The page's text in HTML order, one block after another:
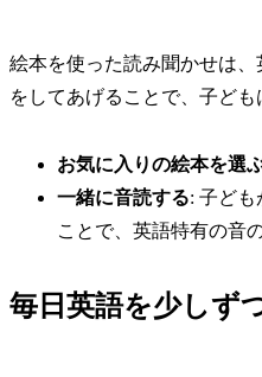
絵本を使った読み聞かせは
をしてあげることで、子ど
お気に入りの絵本を選
一緒に音読する: 子ど
ことで、英語特有の音
毎日英語を少しず